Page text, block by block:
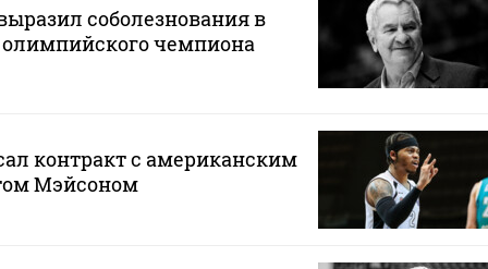
соболезнования в
чемпиона
контракт с американским
Мэйсоном